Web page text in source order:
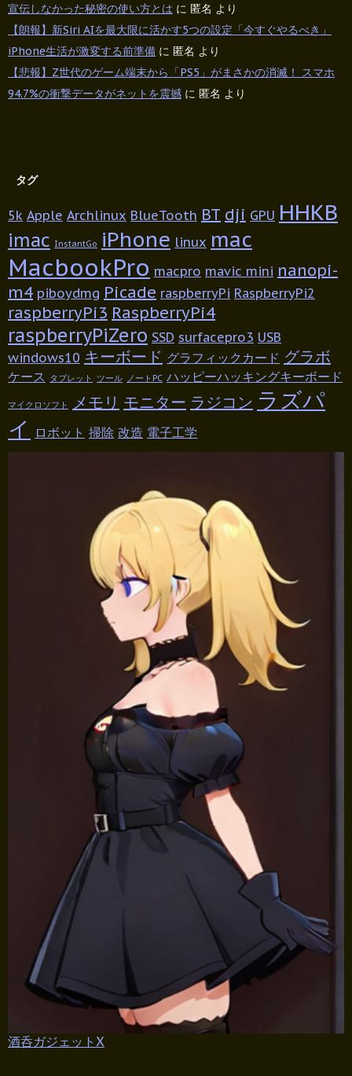
宣伝しなかった秘密の使い方とは に 匿名 より
【朗報】新Siri AIを最大限に活かす5つの設定「今すぐやるべき」
iPhone生活が激変する前準備 に 匿名 より
【悲報】Z世代のゲーム端末から「PS5」がまさかの消滅！ スマホ
94.7%の衝撃データがネットを震撼 に 匿名 より
タグ
5k Apple Archlinux BlueTooth BT dji GPU HHKB
imac InstantGo iPhone linux mac
MacbookPro macpro mavic mini nanopi-
m4 piboydmg Picade raspberryPi RaspberryPi2
raspberryPi3 RaspberryPi4
raspberryPiZero SSD surfacepro3 USB
windows10 キーボード グラフィックカード グラボ
ケース タブレット ツール ノートPC ハッピーハッキングキーボード
マイクロソフト メモリ モニター ラジコン ラズパ
イ
ロボット 掃除 改造 電子工学
酒呑ガジェットX